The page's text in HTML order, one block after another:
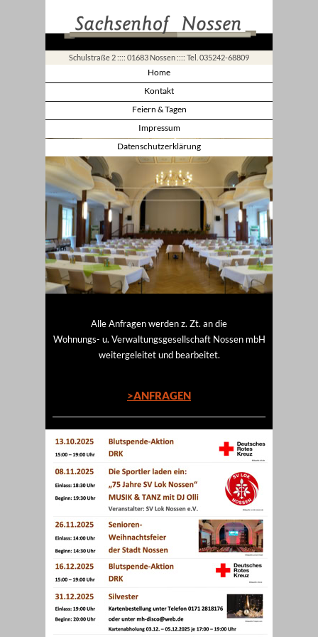
Home
Kontakt
Feiern & Tagen
Impressum
Datenschutzerklärung
Alle Anfragen werden z. Zt. an die
Wohnungs- u. Verwaltungsgesellschaft Nossen mbH
weitergeleitet und bearbeitet.
>ANFRAGEN
Schulstraße 2 :::: 01683 Nossen :::: Tel. 035242-68809